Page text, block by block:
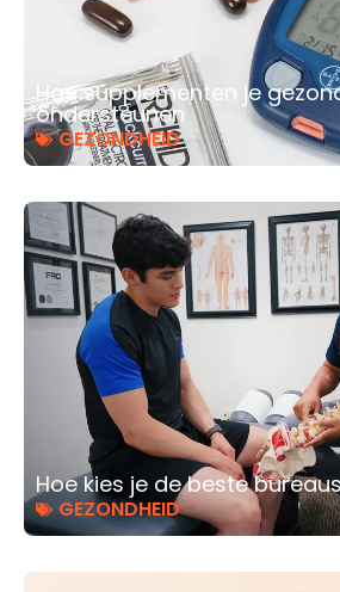
Hoe supplementen je
ondersteunen
GEZONDHEID
Hoe kies je de beste
GEZONDHEID